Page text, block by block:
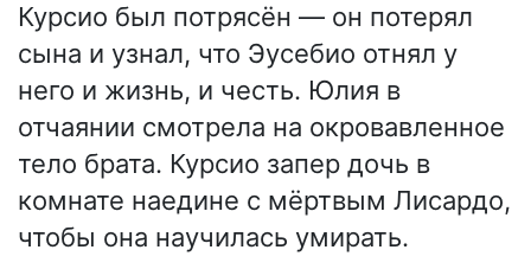
Курсио был потрясён — он потерял
сына и узнал, что Эусебио отнял у
него и жизнь, и честь. Юлия в
отчаянии смотрела на окровавленное
тело брата. Курсио запер дочь в
комнате наедине с мёртвым Лисардо,
чтобы она научилась умирать.